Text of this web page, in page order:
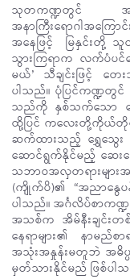
သုတကဏ္ဍတွင် အသ
အနာကြီးရောဂါအက
အနေဖြင့် မြနှင်းတို့
သွားကြရာက လက်ပံပ
မယ်’ သီချင်းဖြင့် တေ
ပါသည်။ ပုံပြင်ကဏ္ဍတွ
သည်ကို နှစ်သက်သော မေ
ထို့ပြင် ကလေးတို့ကိုယ်တိုင်
ဆက်ထားသည့် ရွှေသွေး
ဆောင်ရွက်နိုင်မည့် ဆေးရ
သဘာဝအလှတရားများ
(ကျိုက်ပိ)၏ “အညာနွေ
ပါသည်။ အင်္ဂလိပ်စာကဏ္
အသစ်က အိမ်နီးချင်း
နေရာများ၏ နာမည်စာ
အသုံးအနှုန်းမတူဘဲ အဓိ
မှတ်သားနိုင်မည် ဖြစ်ပါ